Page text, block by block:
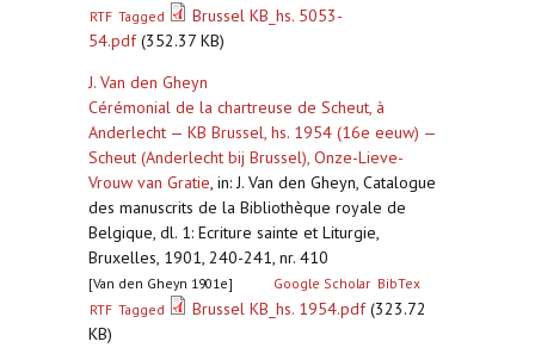
RTF Tagged
Brussel KB_hs. 5053-
54.pdf(352.37 KB)
J. Van den Gheyn
Cérémonial de la chartreuse de Scheut, à
Anderlecht — KB Brussel, hs. 1954 (16e eeuw) —
Scheut (Anderlecht bij Brussel), Onze-Lieve-
Vrouw van Gratie, in: J. Van den Gheyn, Catalogue
des manuscrits de la Bibliothèque royale de
Belgique, dl. 1: Ecriture sainte et Liturgie,
Bruxelles, 1901, 240-241, nr. 410
[Van den Gheyn 1901e] Google Scholar BibTex
RTF Tagged Brussel KB_hs. 1954.pdf(323.72
KB)